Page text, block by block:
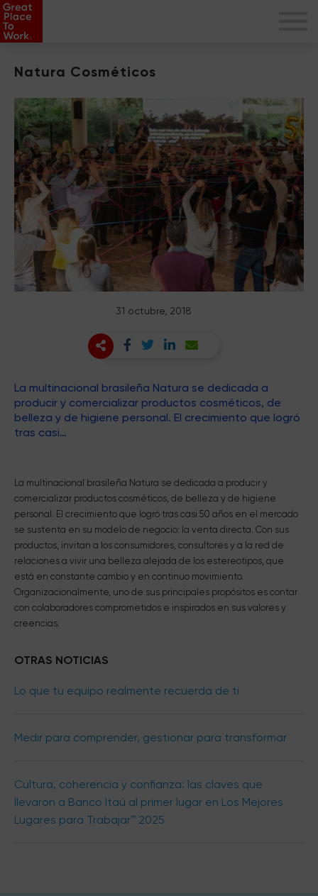
Natura Cosméticos
31 octubre, 2018
La multinacional brasileña Natura se dedicada a
producir y comercializar productos cosméticos, de
belleza y de higiene personal. El crecimiento que logró
tras casi…
La multinacional brasileña Natura se dedicada a producir y
comercializar productos cosméticos, de belleza y de higiene
personal. El crecimiento que logró tras casi 50 años en el mercado
se sustenta en su modelo de negocio: la venta directa. Con sus
productos, invitan a los consumidores, consultores y a la red de
relaciones a vivir una belleza alejada de los estereotipos, que
está en constante cambio y en continuo movimiento.
Organizacionalmente, uno de sus principales propósitos es contar
con colaboradores comprometidos e inspirados en sus valores y
creencias.
OTRAS NOTICIAS
Lo que tu equipo realmente recuerda de ti
Medir para comprender, gestionar para transformar
Cultura, coherencia y confianza: las claves que
llevaron a Banco Itaú al primer lugar en Los Mejores
Lugares para Trabajar™ 2025